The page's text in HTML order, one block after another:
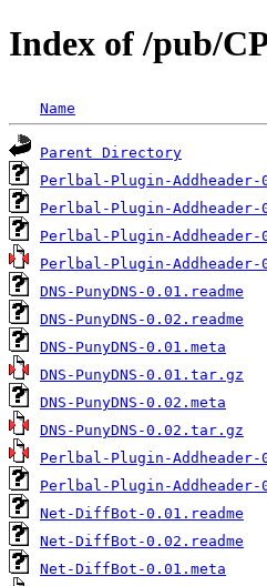
Index of /pub/
Name
Parent Directory
Perlbal-Plugin-Addheader-
Perlbal-Plugin-Addheader-
Perlbal-Plugin-Addheader-
Perlbal-Plugin-
DNS-PunyDNS-0.01.readme
DNS-PunyDNS-0.02.readme
DNS-PunyDNS-0.01.meta
DNS-PunyDNS-0.01.tar.gz
DNS-PunyDNS-0.02.meta
DNS-PunyDNS-0.02.tar.gz
Perlbal-Plugin-
Perlbal-Plugin-Addheader-
Net-DiffBot-0.01.readme
Net-DiffBot-0.02.readme
Net-DiffBot-0.01.meta